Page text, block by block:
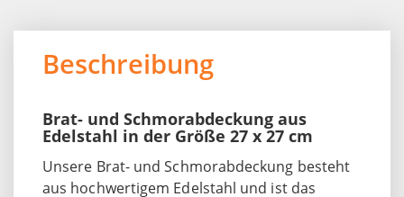
Beschreibung
Brat- und Schmorabdeckung aus
Edelstahl in der Größe 27 x 27 cm
Unsere Brat- und Schmorabdeckung besteht
aus hochwertigem Edelstahl und ist das